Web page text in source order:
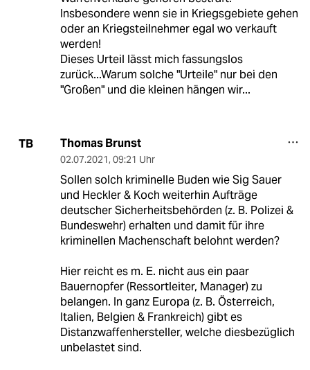
Insbesondere wenn sie in Kriegsgebiete gehen
oder an Kriegsteilnehmer egal wo verkauft
werden!
Dieses Urteil lässt mich fassungslos
zurück...Warum solche "Urteile" nur bei den
"Großen" und die kleinen hängen wir...
TB Thomas Brunst
02.07.2021, 09:21 Uhr
Sollen solch kriminelle Buden wie Sig Sauer
und Heckler & Koch weiterhin Aufträge
deutscher Sicherheitsbehörden (z. B. Polizei &
Bundeswehr) erhalten und damit für ihre
kriminellen Machenschaft belohnt werden?
Hier reicht es m. E. nicht aus ein paar
Bauernopfer (Ressortleiter, Manager) zu
belangen. In ganz Europa (z. B. Österreich,
Italien, Belgien & Frankreich) gibt es
Distanzwaffenhersteller, welche diesbezüglich
unbelastet sind.